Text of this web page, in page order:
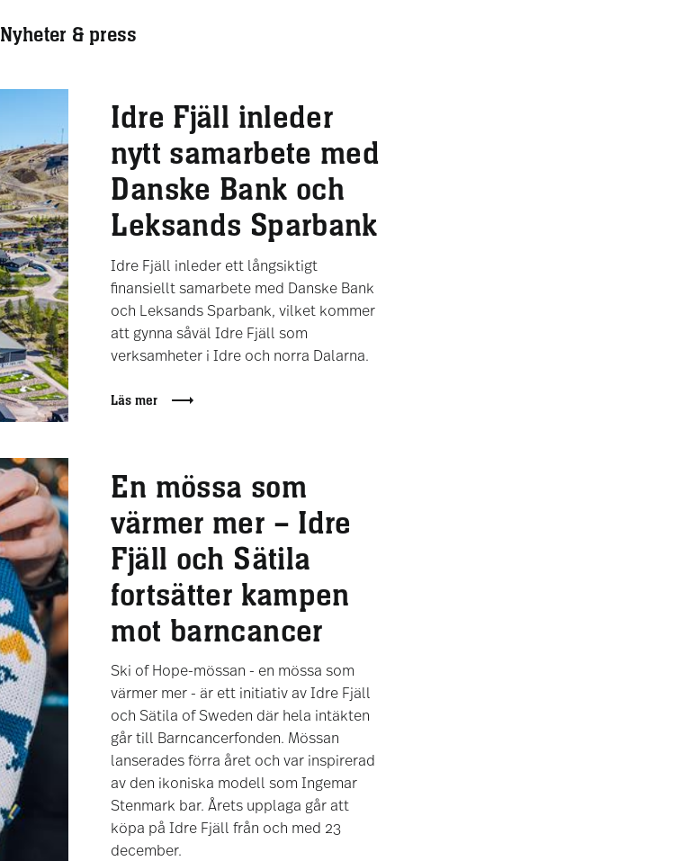
Nyheter & press
Idre Fjäll inleder
nytt samarbete med
Danske Bank och
Leksands Sparbank
Idre Fjäll inleder ett långsiktigt
finansiellt samarbete med Danske Bank
och Leksands Sparbank, vilket kommer
att gynna såväl Idre Fjäll som
verksamheter i Idre och norra Dalarna.
Läs mer
En mössa som
värmer mer – Idre
Fjäll och Sätila
fortsätter kampen
mot barncancer
Ski of Hope-mössan - en mössa som
värmer mer - är ett initiativ av Idre Fjäll
och Sätila of Sweden där hela intäkten
går till Barncancerfonden. Mössan
lanserades förra året och var inspirerad
av den ikoniska modell som Ingemar
Stenmark bar. Årets upplaga går att
köpa på Idre Fjäll från och med 23
december.